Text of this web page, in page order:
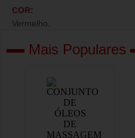
COR:
Vermelho.
Mais Populares